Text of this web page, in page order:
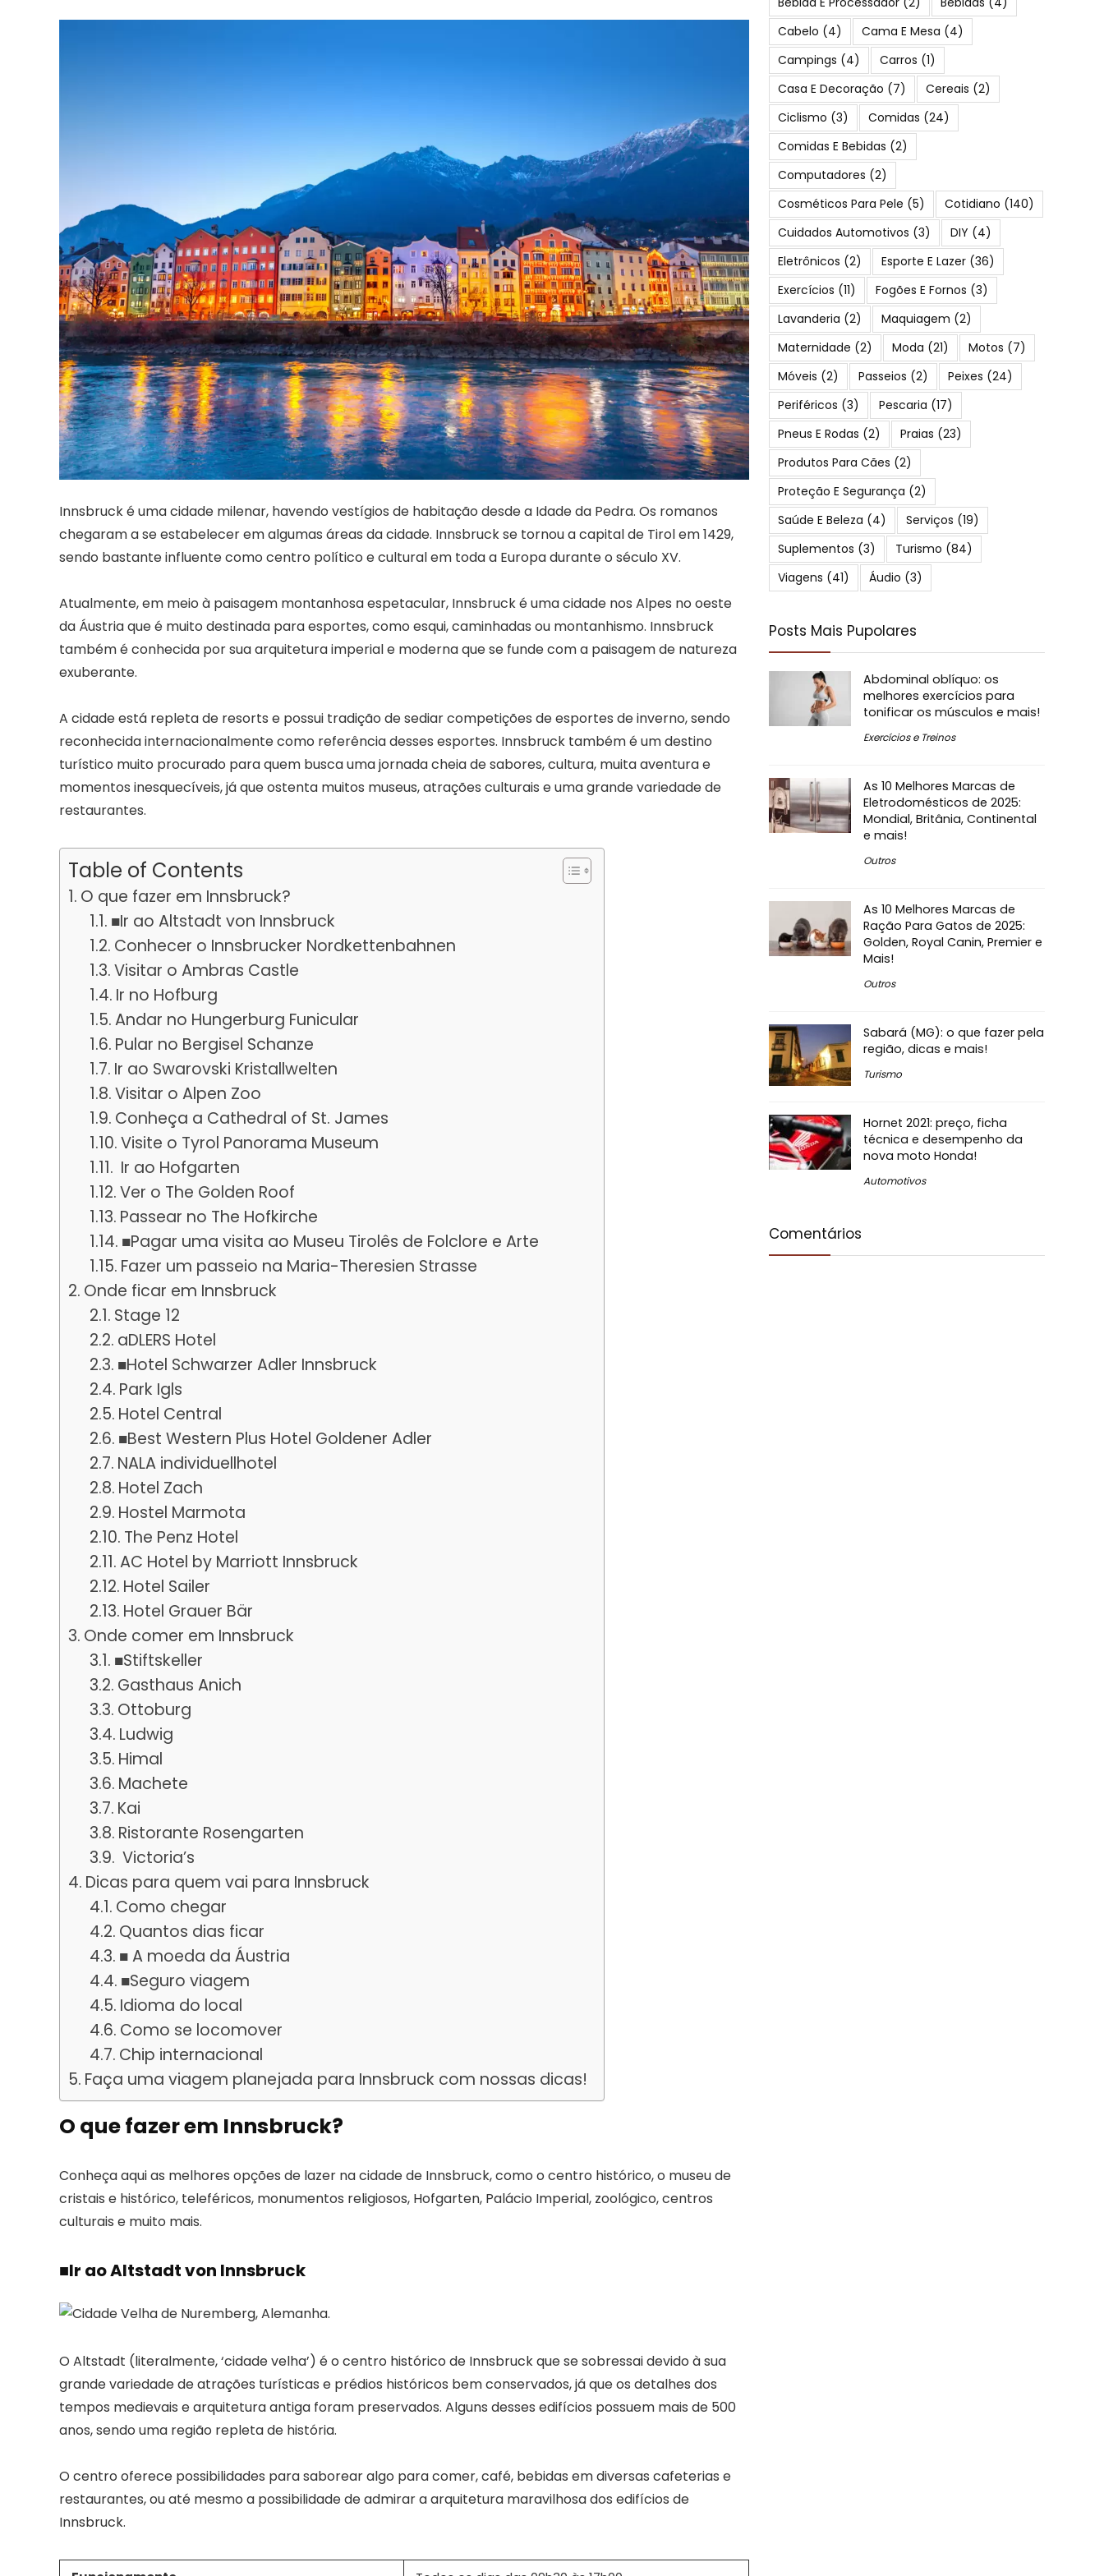
Innsbruck é uma cidade milenar, havendo vestígios de habitação desde a Idade da Pedra. Os romanos
chegaram a se estabelecer em algumas áreas da cidade. Innsbruck se tornou a capital de Tirol em 1429,
sendo bastante influente como centro político e cultural em toda a Europa durante o século XV.
Atualmente, em meio à paisagem montanhosa espetacular, Innsbruck é uma cidade nos Alpes no oeste
da Áustria que é muito destinada para esportes, como esqui, caminhadas ou montanhismo. Innsbruck
também é conhecida por sua arquitetura imperial e moderna que se funde com a paisagem de natureza
exuberante.
A cidade está repleta de resorts e possui tradição de sediar competições de esportes de inverno, sendo
reconhecida internacionalmente como referência desses esportes. Innsbruck também é um destino
turístico muito procurado para quem busca uma jornada cheia de sabores, cultura, muita aventura e
momentos inesquecíveis, já que ostenta muitos museus, atrações culturais e uma grande variedade de
restaurantes.
Table of Contents
O que fazer em Innsbruck?
■Ir ao Altstadt von Innsbruck
Conhecer o Innsbrucker Nordkettenbahnen
Visitar o Ambras Castle
Ir no Hofburg
Andar no Hungerburg Funicular
Pular no Bergisel Schanze
Ir ao Swarovski Kristallwelten
Visitar o Alpen Zoo
Conheça a Cathedral of St. James
Visite o Tyrol Panorama Museum
Ir ao Hofgarten
Ver o The Golden Roof
Passear no The Hofkirche
■Pagar uma visita ao Museu Tirolês de Folclore e Arte
Fazer um passeio na Maria-Theresien Strasse
Onde ficar em Innsbruck
Stage 12
aDLERS Hotel
■Hotel Schwarzer Adler Innsbruck
Park Igls
Hotel Central
■Best Western Plus Hotel Goldener Adler
NALA individuellhotel
Hotel Zach
Hostel Marmota
The Penz Hotel
AC Hotel by Marriott Innsbruck
Hotel Sailer
Hotel Grauer Bär
Onde comer em Innsbruck
■Stiftskeller
Gasthaus Anich
Ottoburg
Ludwig
Himal
Machete
Kai
Ristorante Rosengarten
Victoria’s
Dicas para quem vai para Innsbruck
Como chegar
Quantos dias ficar
■ A moeda da Áustria
■Seguro viagem
Idioma do local
Como se locomover
Chip internacional
Faça uma viagem planejada para Innsbruck com nossas dicas!
O que fazer em Innsbruck?
Conheça aqui as melhores opções de lazer na cidade de Innsbruck, como o centro histórico, o museu de
cristais e histórico, teleféricos, monumentos religiosos, Hofgarten, Palácio Imperial, zoológico, centros
culturais e muito mais.
■Ir ao Altstadt von Innsbruck
O Altstadt (literalmente, ‘cidade velha’) é o centro histórico de Innsbruck que se sobressai devido à sua
grande variedade de atrações turísticas e prédios históricos bem conservados, já que os detalhes dos
tempos medievais e arquitetura antiga foram preservados. Alguns desses edifícios possuem mais de 500
anos, sendo uma região repleta de história.
O centro oferece possibilidades para saborear algo para comer, café, bebidas em diversas cafeterias e
restaurantes, ou até mesmo a possibilidade de admirar a arquitetura maravilhosa dos edifícios de
Innsbruck.
Cabelo (4) Cama E Mesa (4)
Campings (4) Carros (1)
Casa E Decoração (7) Cereais (2)
Ciclismo (3) Comidas (24)
Comidas E Bebidas (2)
Computadores (2)
Cosméticos Para Pele (5) Cotidiano (140)
Cuidados Automotivos (3) DIY (4)
Eletrônicos (2) Esporte E Lazer (36)
Exercícios (11) Fogões E Fornos (3)
Lavanderia (2) Maquiagem (2)
Maternidade (2) Moda (21) Motos (7)
Móveis (2) Passeios (2) Peixes (24)
Periféricos (3) Pescaria (17)
Pneus E Rodas (2) Praias (23)
Produtos Para Cães (2)
Proteção E Segurança (2)
Saúde E Beleza (4) Serviços (19)
Suplementos (3) Turismo (84)
Viagens (41) Áudio (3)
Posts Mais Pupolares
Abdominal oblíquo: os
melhores exercícios para
tonificar os músculos e mais!
Exercícios e Treinos
As 10 Melhores Marcas de
Eletrodomésticos de 2025:
Mondial, Britânia, Continental
e mais!
Outros
As 10 Melhores Marcas de
Ração Para Gatos de 2025:
Golden, Royal Canin, Premier e
Mais!
Outros
Sabará (MG): o que fazer pela
região, dicas e mais!
Turismo
Hornet 2021: preço, ficha
técnica e desempenho da
nova moto Honda!
Automotivos
Comentários